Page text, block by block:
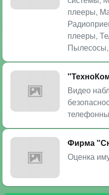
плееры,
плееры,
Видео
Фирма
Оценка